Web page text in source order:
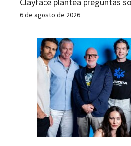
Clayface plantea preguntas
6 de agosto de 2026